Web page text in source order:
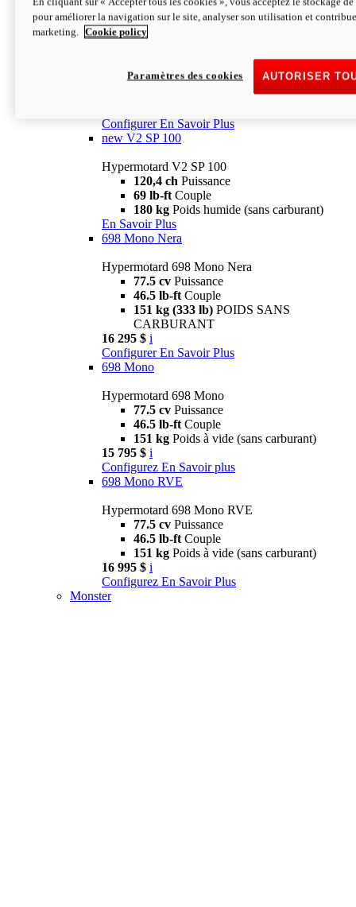
Configurer En Savoir Plus
newV2 SP
69 lb-ftCouple
Poids humide (sans carburant)
Configurer En Savoir Plus
new V2 SP 100
Hypermotard V2 SP 100
120,4 ch Puissance
69 lb-ft Couple
180 kg Poids humide (sans carburant)
En Savoir Plus
698 Mono Nera
Hypermotard 698 Mono Nera
77.5 cv Puissance
46.5 lb-ft Couple
151 kg (333 lb) POIDS SANS
CARBURANT
16 295 $ i
Configurer En Savoir Plus
698 Mono
Hypermotard 698 Mono
77.5 cv Puissance
46.5 lb-ft Couple
151 kg Poids à vide (sans carburant)
15 795 $ i
Configurez En Savoir plus
698 Mono RVE
Hypermotard 698 Mono RVE
77.5 cv Puissance
46.5 lb-ft Couple
151 kg Poids à vide (sans carburant)
16 995 $ i
Configurez En Savoir Plus
Monster
pour améliorer la navigation sur le site, analyser son utilisation et
marketing.
Cookie policy
AUTORISER
Paramètres des cookies